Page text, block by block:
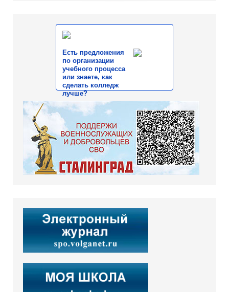
Есть предложения
по организации
учебного процесса
или знаете, как
сделать колледж
лучше?